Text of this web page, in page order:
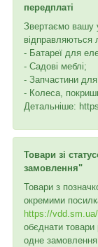
передплаті
Звертаємо вашу
відправляються
- Батареї для
- Садові меблі;
- Запчастини для
- Колеса,
Детальніше:
Товари зі
замовлення"
Товари з
окремими
https://
обєднати товари
одне